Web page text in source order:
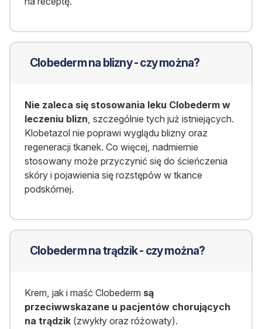
Clobederm na blizny - czy można?
Nie zaleca się stosowania leku Clobederm w
leczeniu blizn , szczególnie tych już istniejących.
Klobetazol nie poprawi wyglądu blizny oraz
regeneracji tkanek. Co więcej, nadmiernie
stosowany może przyczynić się do ścieńczenia
skóry i pojawienia się rozstępów w tkance
podskórnej.
Clobederm na trądzik - czy można?
Krem, jak i maść Clobederm są
przeciwwskazane u pacjentów chorujących
na trądzik (zwykły oraz różowaty).